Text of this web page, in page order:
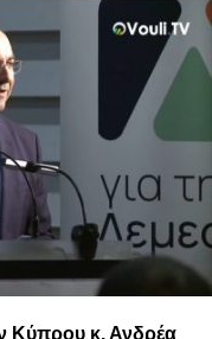
κ. Ανδρέα